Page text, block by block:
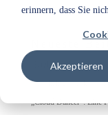
erinnern, dass Sie
Akzeptieren
Herzlich willkommen
Nachhaltige Lacke
„Cloud Dancer“: Eine